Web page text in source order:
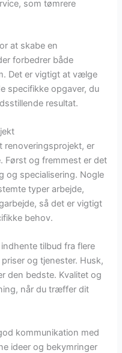
som tømrere
at skabe en
forbedrer både
Det er vigtigt at vælge
specifikke opgaver, du
resultat.
renoveringsprojekt, er
Først og fremmest er det
og specialisering. Nogle
typer arbejde,
så det er vigtigt
behov.
tilbud fra flere
og tjenester. Husk,
den bedste. Kvalitet og
når du træffer dit
kommunikation med
ideer og bekymringer